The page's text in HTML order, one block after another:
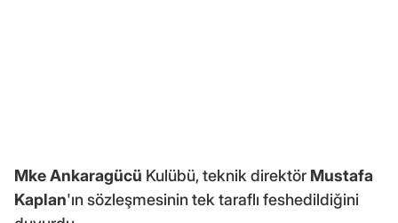
Mke Ankaragücü Kulübü, teknik direktör Mustafa
Kaplan'ın sözleşmesinin tek taraflı feshedildiğini